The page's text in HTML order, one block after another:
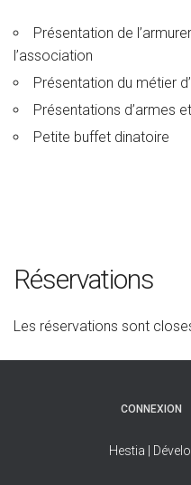
Présentation de
l’association
Présentation du métier
Présentations d’armes
Petite buffet dinatoire
Réservations
Les réservations sont
CONNEXION
Hestia |